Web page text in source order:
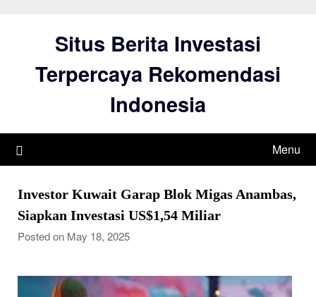
Situs Berita Investasi
Terpercaya Rekomendasi
Indonesia
Menu
Investor Kuwait Garap Blok Migas Anambas,
Siapkan Investasi US$1,54 Miliar
Posted on May 18, 2025